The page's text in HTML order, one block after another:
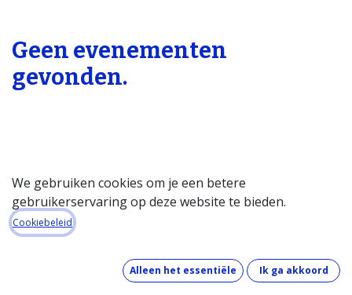
Geen evenementen
gevonden.
Startpagina
Over de databank
Wat kost de databank?
Hoe werkt de databank?
We gebruiken cookies om je een betere
gebruikerservaring op deze website te bieden.
Cookiebeleid
Alleen het essentiële Ik ga akkoord